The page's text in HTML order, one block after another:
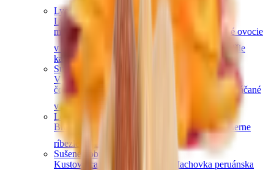
Lyofilizované ovocie
Lyofilizované jahody
Lyofilizované
maliny Lyofilizovaný mix ovocia
Lyofilizované ovocie
v čokoláde
Ďalšie
kategórie
Sušené ovocie v čokoláde
V horkej čokoláde
v bielej
čokoláde a jogurte
Jablkové trubičky máčané
v čokoláde
Lesné ovocie
Brusnice a čučoriedky
MalinyČerniceČierne
ríbezle
Sušené bobule a plody
Kustovnica čínska goji
Machovka peruánska